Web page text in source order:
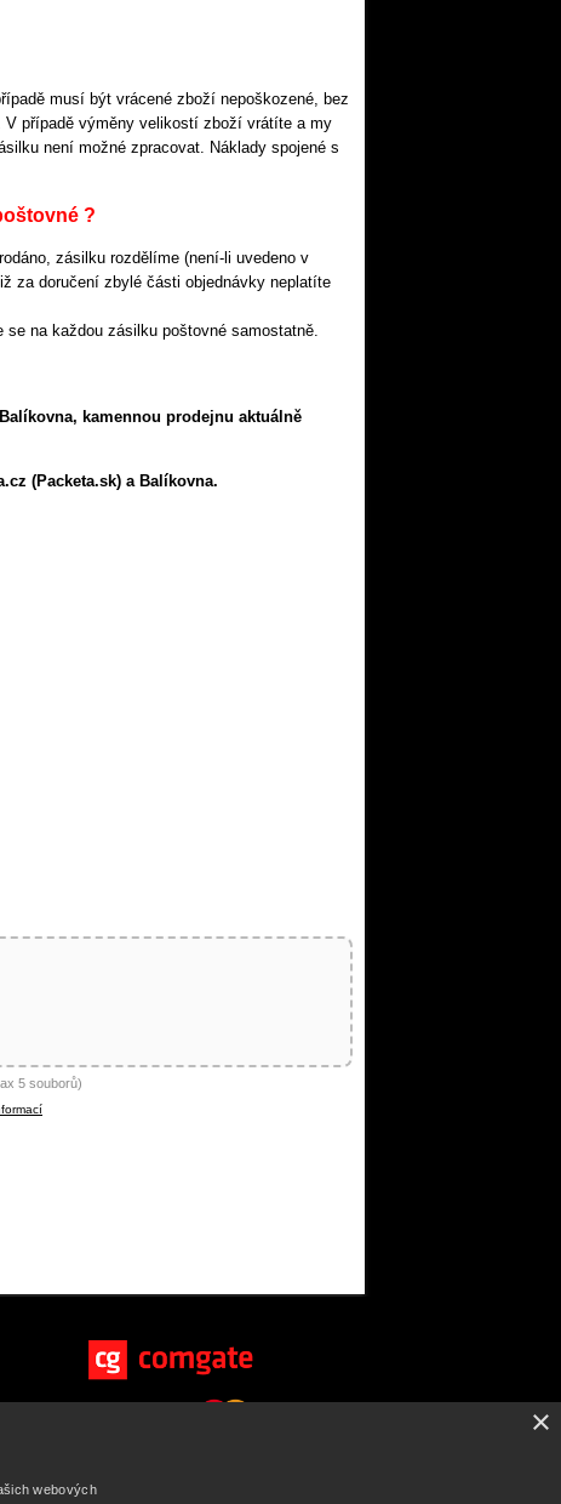
musí být vrácené zboží nepoškozené, bez
V případě výměny velikostí zboží vrátíte a my
není možné zpracovat. Náklady spojené s
?
zásilku rozdělíme (není-li uvedeno v
za doručení zbylé části objednávky neplatíte
na každou zásilku poštovné samostatně.
kamennou prodejnu aktuálně
(Packeta.sk) a Balíkovna.
5 souborů)
×
webových